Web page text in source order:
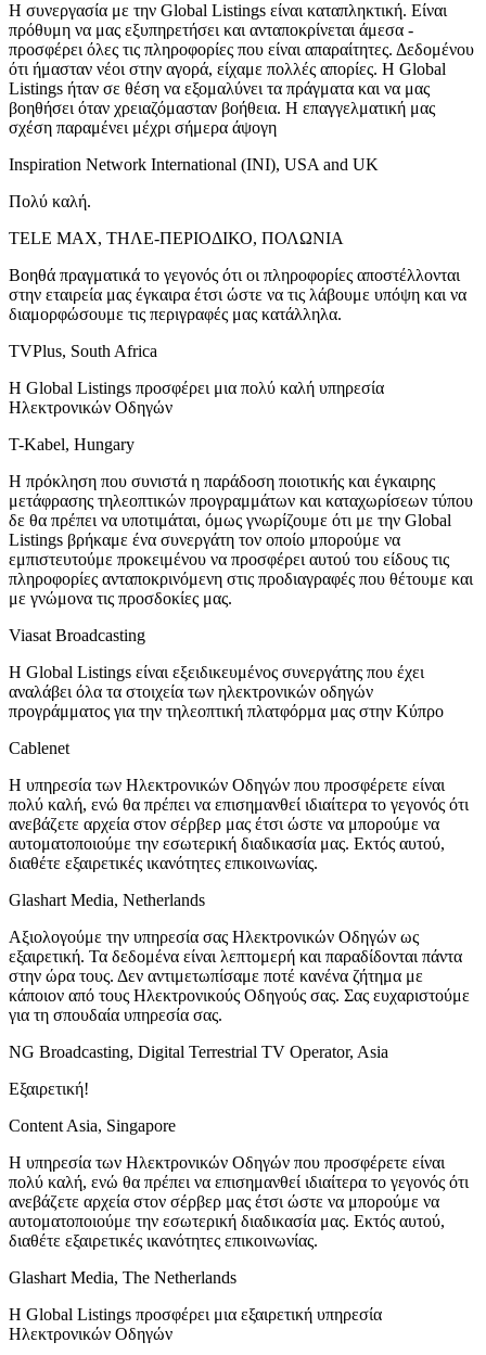
Η συνεργασία με την Global Listings είναι καταπληκτική. Είναι
πρόθυμη να μας εξυπηρετήσει και ανταποκρίνεται άμεσα -
προσφέρει όλες τις πληροφορίες που είναι απαραίτητες. Δεδομένου
ότι ήμασταν νέοι στην αγορά, είχαμε πολλές απορίες. Η Global
Listings ήταν σε θέση να εξομαλύνει τα πράγματα και να μας
βοηθήσει όταν χρειαζόμασταν βοήθεια. Η επαγγελματική μας
σχέση παραμένει μέχρι σήμερα άψογη
Inspiration Network International (INI), USA and UK
Πολύ καλή.
TELE MAX, ΤΗΛΕ-ΠΕΡΙΟΔΙΚΟ, ΠΟΛΩΝΙΑ
Βοηθά πραγματικά το γεγονός ότι οι πληροφορίες αποστέλλονται
στην εταιρεία μας έγκαιρα έτσι ώστε να τις λάβουμε υπόψη και να
διαμορφώσουμε τις περιγραφές μας κατάλληλα.
TVPlus, South Africa
Η Global Listings προσφέρει μια πολύ καλή υπηρεσία
Ηλεκτρονικών Οδηγών
T-Kabel, Hungary
Η πρόκληση που συνιστά η παράδοση ποιοτικής και έγκαιρης
μετάφρασης τηλεοπτικών προγραμμάτων και καταχωρίσεων τύπου
δε θα πρέπει να υποτιμάται, όμως γνωρίζουμε ότι με την Global
Listings βρήκαμε ένα συνεργάτη τον οποίο μπορούμε να
εμπιστευτούμε προκειμένου να προσφέρει αυτού του είδους τις
πληροφορίες ανταποκρινόμενη στις προδιαγραφές που θέτουμε και
με γνώμονα τις προσδοκίες μας.
Viasat Broadcasting
Η Global Listings είναι εξειδικευμένος συνεργάτης που έχει
αναλάβει όλα τα στοιχεία των ηλεκτρονικών οδηγών
προγράμματος για την τηλεοπτική πλατφόρμα μας στην Κύπρο
Cablenet
Η υπηρεσία των Ηλεκτρονικών Οδηγών που προσφέρετε είναι
πολύ καλή, ενώ θα πρέπει να επισημανθεί ιδιαίτερα το γεγονός ότι
ανεβάζετε αρχεία στον σέρβερ μας έτσι ώστε να μπορούμε να
αυτοματοποιούμε την εσωτερική διαδικασία μας. Εκτός αυτού,
διαθέτε εξαιρετικές ικανότητες επικοινωνίας.
Glashart Media, Netherlands
Αξιολογούμε την υπηρεσία σας Ηλεκτρονικών Οδηγών ως
εξαιρετική. Τα δεδομένα είναι λεπτομερή και παραδίδονται πάντα
στην ώρα τους. Δεν αντιμετωπίσαμε ποτέ κανένα ζήτημα με
κάποιον από τους Ηλεκτρονικούς Οδηγούς σας. Σας ευχαριστούμε
για τη σπουδαία υπηρεσία σας.
NG Broadcasting, Digital Terrestrial TV Operator, Asia
Εξαιρετική!
Content Asia, Singapore
Η υπηρεσία των Ηλεκτρονικών Οδηγών που προσφέρετε είναι
πολύ καλή, ενώ θα πρέπει να επισημανθεί ιδιαίτερα το γεγονός ότι
ανεβάζετε αρχεία στον σέρβερ μας έτσι ώστε να μπορούμε να
αυτοματοποιούμε την εσωτερική διαδικασία μας. Εκτός αυτού,
διαθέτε εξαιρετικές ικανότητες επικοινωνίας.
Glashart Media, The Netherlands
Η Global Listings προσφέρει μια εξαιρετική υπηρεσία
Ηλεκτρονικών Οδηγών